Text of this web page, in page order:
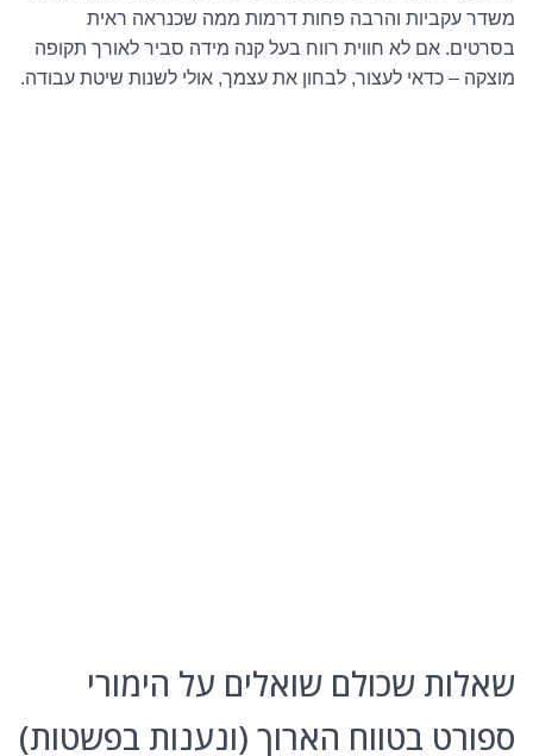
משדר עקביות והרבה פחות דרמות ממה שכנראה ראית
בסרטים. אם לא חווית רווח בעל קנה מידה סביר לאורך תקופה
מוצקה – כדאי לעצור, לבחון את עצמך, אולי לשנות שיטת עבודה.
שאלות שכולם שואלים על הימורי
ספורט בטווח הארוך (ונענות בפשטות)